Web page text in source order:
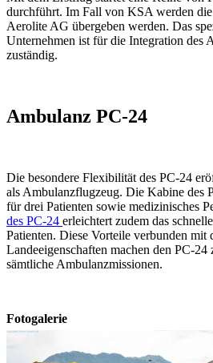
durchführt. Im Fall von KSA werden
Aerolite AG übergeben werden. Das
Unternehmen ist für die Integration des
zuständig.
Ambulanz PC-24
Die besondere Flexibilität des PC-24
als Ambulanzflugzeug. Die Kabine des
für drei Patienten sowie medizinisches
des PC-24 erleichtert zudem das
Patienten. Diese Vorteile verbunden mit
Landeeigenschaften machen den PC-
sämtliche Ambulanzmissionen.
Fotogalerie